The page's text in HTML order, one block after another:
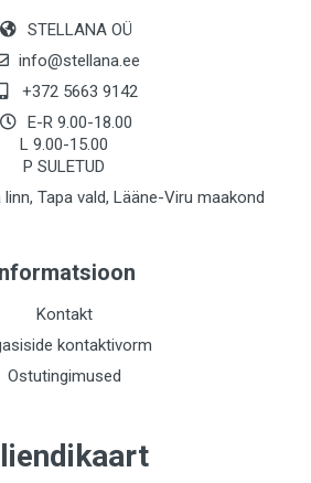
STELLANA OÜ
info@stellana.ee
+372 5663 9142
E-R 9.00-18.00
L 9.00-15.00
P SULETUD
Tapa vald, Lääne-Viru maakond
Kontakt
kontaktivorm
Ostutingimused